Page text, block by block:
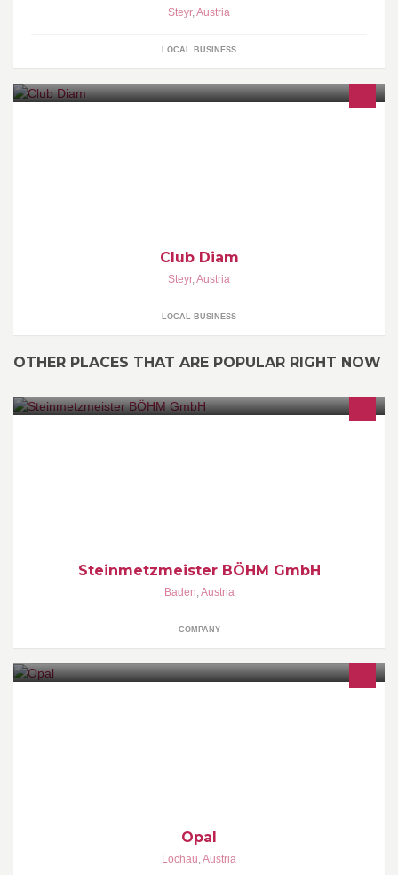
Steyr,Austria
LOCAL BUSINESS
Club Diam
Steyr,Austria
LOCAL BUSINESS
OTHER PLACES THAT ARE POPULAR RIGHT NOW
Steinmetzmeister BÖHM GmbH
Baden,Austria
COMPANY
Opal
Lochau,Austria